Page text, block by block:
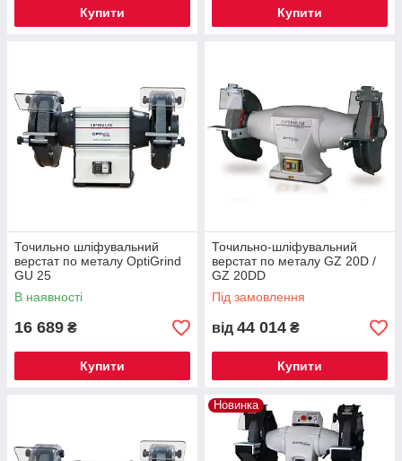
Купити Купити
Точильно шліфувальний
верстат по металу OptiGrind
GU 25
В наявності
16 689 ₴
Купити
Точильно-шліфувальний
верстат по металу GZ 20D /
GZ 20DD
Під замовлення
від 44 014 ₴
Купити
Новинка